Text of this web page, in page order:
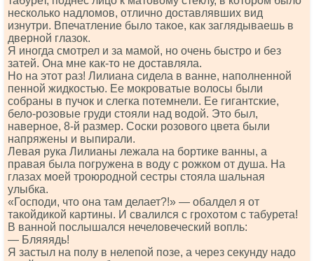
несколько надломов, отлично доставлявших вид
изнутри. Впечатление было такое, как заглядываешь в
дверной глазок.
Я иногда смотрел и за мамой, но очень быстро и без
затей. Она мне как-то не доставляла.
Но на этот раз! Лилиана сидела в ванне, наполненной
пенной жидкостью. Ее мокроватые волосы были
собраны в пучок и слегка потемнели. Ее гигантские,
бело-розовые груди стояли над водой. Это был,
наверное, 8-й размер. Соски розового цвета были
напряжены и выпирали.
Левая рука Лилианы лежала на бортике ванны, а
правая была погружена в воду с рожком от душа. На
глазах моей троюродной сестры стояла шальная
улыбка.
«Господи, что она там делает?!» — обалдел я от
такойдикой картины. И свалился с грохотом с табурета!
В ванной послышался нечеловеческий вопль:
— Бляяядь!
Я застыл на полу в нелепой позе, а через секунду надо